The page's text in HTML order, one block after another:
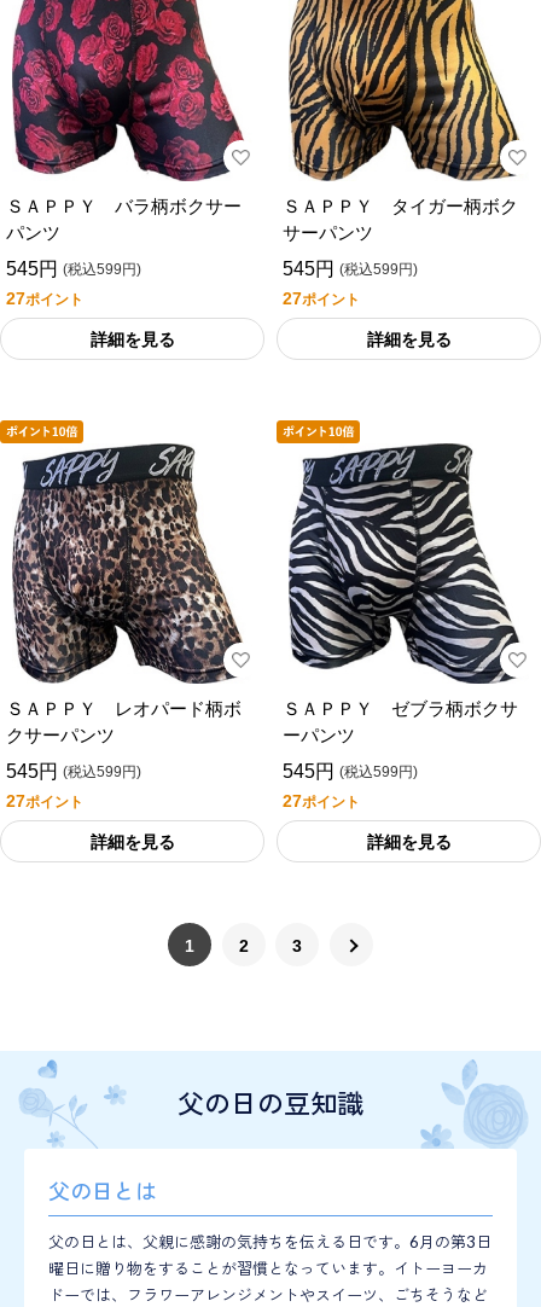
ＳＡＰＰＹ バラ柄ボクサー
パンツ
545円 (税込599円)
27ポイント
詳細を見る
ＳＡＰＰＹ タイガー柄ボク
サーパンツ
545円 (税込599円)
27ポイント
詳細を見る
ＳＡＰＰＹ レオパード柄ボ
クサーパンツ
545円 (税込599円)
27ポイント
詳細を見る
ＳＡＰＰＹ ゼブラ柄ボクサ
ーパンツ
545円 (税込599円)
27ポイント
詳細を見る
1 2 3
父の日の豆知識
父の日とは
父の日とは、父親に感謝の気持ちを伝える日です。6月の第3日
曜日に贈り物をすることが習慣となっています。イトーヨーカ
ドーでは、フラワーアレンジメントやスイーツ、ごちそうなど